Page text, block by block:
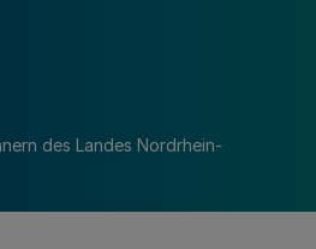
des Landes Nordrhein-